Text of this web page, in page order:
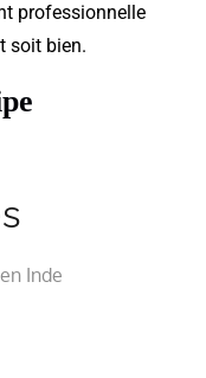
professionnelle
soit bien.
Inde